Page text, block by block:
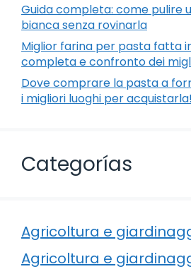
Guida completa: come pulire
bianca senza rovinarla
Miglior farina per pasta fatta
completa e confronto dei
Dove comprare la pasta a
i migliori luoghi per acquistarla!
Categorías
Agricoltura e
Agricoltura e